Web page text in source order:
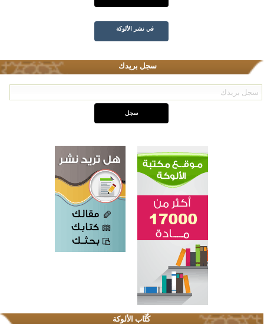
في نشر الألوكة
سجل بريدك
كُتَّاب الألوكة
اختتام الدورة التاسعة لمسابقة حفظ وتلاوة القرآن الكريم في أزناكاييف
تيسليتش تختتم برنامجا تعليميا لتعزيز القيم وبناء الشخصية للشباب المسلمين